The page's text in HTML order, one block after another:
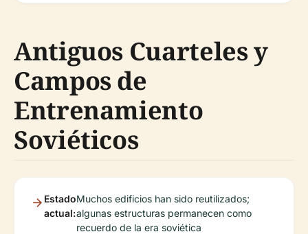
Antiguos Cuarteles y
Campos de
Entrenamiento
Soviéticos
Estado
actual:
Muchos edificios han sido reutilizados;
algunas estructuras permanecen como
recuerdo de la era soviética